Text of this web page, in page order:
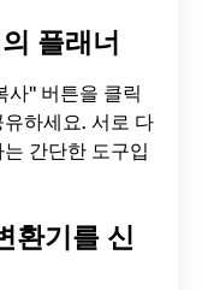
플래너
사" 버튼을 클릭
하세요. 서로 다
간단한 도구입
환기를 신